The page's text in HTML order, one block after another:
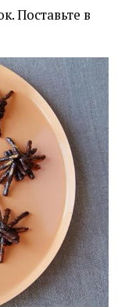
Поставьте в